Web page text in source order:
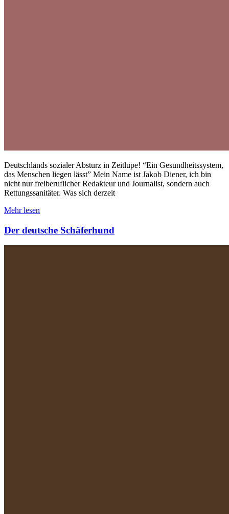
Deutschlands sozialer Absturz in Zeitlupe! “Ein Gesundheitssystem,
das Menschen liegen lässt” Mein Name ist Jakob Diener, ich bin
nicht nur freiberuflicher Redakteur und Journalist, sondern auch
Rettungssanitäter. Was sich derzeit
Mehr lesen
Der deutsche Schäferhund